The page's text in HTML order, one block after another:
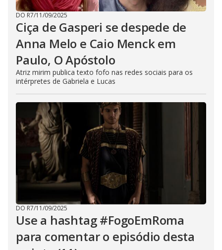
DO R7/11/09/2025
Ciça de Gasperi se despede de
Anna Melo e Caio Menck em
Paulo, O Apóstolo
Atriz mirim publica texto fofo nas redes sociais para os
intérpretes de Gabriela e Lucas
DO R7/11/09/2025
Use a hashtag #FogoEmRoma
para comentar o episódio desta